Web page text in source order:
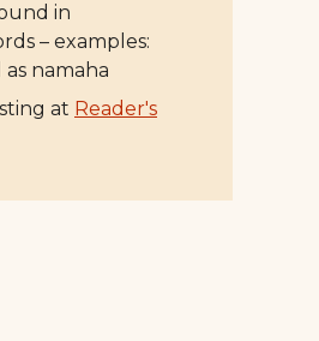
in
– examples:
as namaha
at Reader's